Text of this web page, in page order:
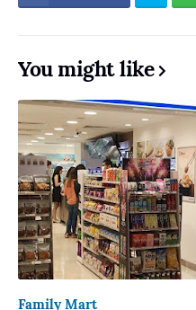
You might like
Family Mart